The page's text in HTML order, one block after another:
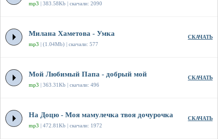
mp3 | 383.58Kb | скачали: 2090
Милана Хаметова - Умка
mp3 | (1.04Mb) | скачали: 577
СКАЧАТЬ
Мой Любимый Папа - добрый мой
mp3 | 363.31Kb | скачали: 496
СКАЧАТЬ
На Доцю - Моя мамулечка твоя дочурочка
mp3 | 472.81Kb | скачали: 1972
СКАЧАТЬ